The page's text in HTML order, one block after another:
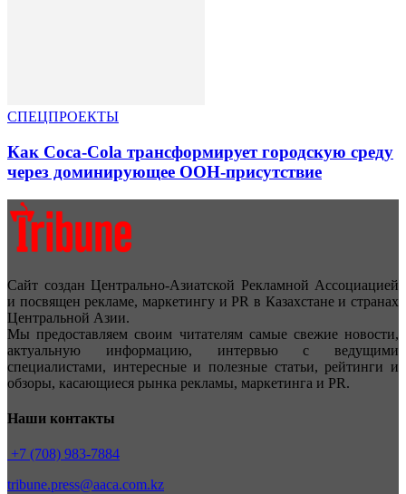
СПЕЦПРОЕКТЫ
Как Coca-Cola трансформирует городскую среду
через доминирующее OOH-присутствие
Сайт создан Центрально-Азиатской Рекламной Ассоциацией
и посвящен рекламе, маркетингу и PR в Казахстане и странах
Центральной Азии.
Мы предоставляем своим читателям самые свежие новости,
актуальную информацию, интервью с ведущими
специалистами, интересные и полезные статьи, рейтинги и
обзоры, касающиеся рынка рекламы, маркетинга и PR.
Наши контакты
+7 (708) 983-7884
tribune.press@aaca.com.kz